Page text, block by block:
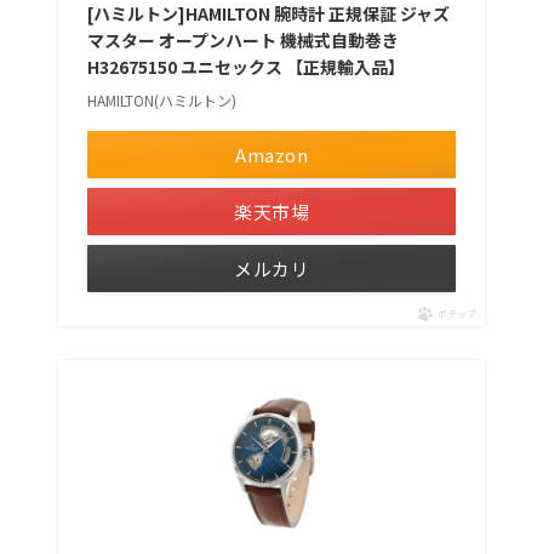
[ハミルトン]HAMILTON 腕時計 正規保証 ジャズ
マスター オープンハート 機械式自動巻き
H32675150 ユニセックス 【正規輸入品】
HAMILTON(ハミルトン)
Amazon
楽天市場
メルカリ
ポチップ